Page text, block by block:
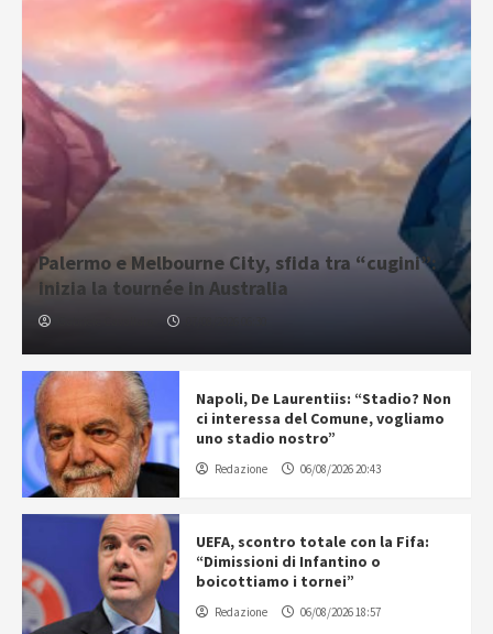
Palermo e Melbourne City, sfida tra “cugini”:
inizia la tournée in Australia
Napoli, De Laurentiis: “Stadio? Non
ci interessa del Comune, vogliamo
uno stadio nostro”
Redazione 06/08/2026 20:43
UEFA, scontro totale con la Fifa:
“Dimissioni di Infantino o
boicottiamo i tornei”
Redazione 06/08/2026 18:57